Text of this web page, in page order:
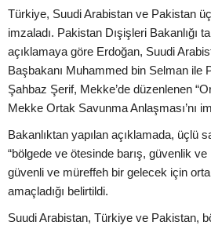
Türkiye, Suudi Arabistan ve Pakistan
imzaladı. Pakistan Dışişleri Bakanlığı
açıklamaya göre Erdoğan, Suudi
Başbakanı Muhammed bin Selman ile
Şahbaz Şerif, Mekke’de düzenlenen
Mekke Ortak Savunma Anlaşması’nı
Bakanlıktan yapılan açıklamada, üçlü
“bölgede ve ötesinde barış, güvenlik
güvenli ve müreffeh bir gelecek için
amaçladığı belirtildi.
Suudi Arabistan, Türkiye ve Pakistan,